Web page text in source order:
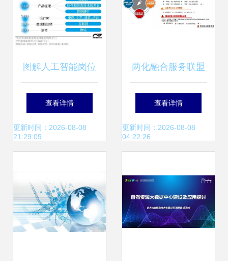
图解人工智能岗位
工程师需求旺盛，
硕博应届生五成月
查看详情
更新时间：2026-08-08
21:29:09
两化融合服务联盟
助力新一代信息技
术与制造业深度融
查看详情
更新时间：2026-08-08
04:22:26